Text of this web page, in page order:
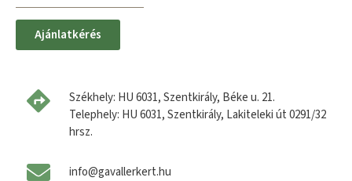
Ajánlatkérés
Székhely: HU 6031, Szentkirály, Béke u. 21.
Telephely: HU 6031, Szentkirály, Lakiteleki út 0291/32
hrsz.
info@gavallerkert.hu